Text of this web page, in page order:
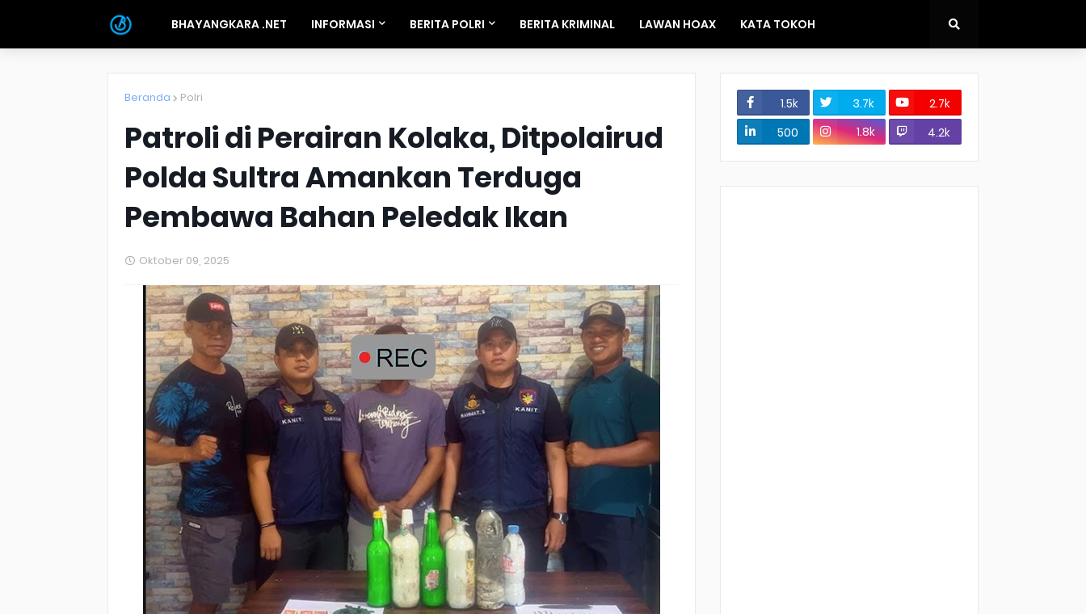
BHAYANGKARA .NET INFORMASI BERITA POLRI BERITA KRIMINAL LAWAN HOAX KATA TOKOH
Beranda Polri
Patroli di Perairan Kolaka, Ditpolairud
Polda Sultra Amankan Terduga
Pembawa Bahan Peledak Ikan
Oktober 09, 2025
1.5k 3.7k
2.7k
500
1.8k 4.2k